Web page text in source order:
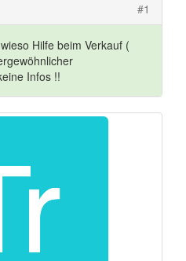
#1
Hilfe beim Verkauf (
Infos !!